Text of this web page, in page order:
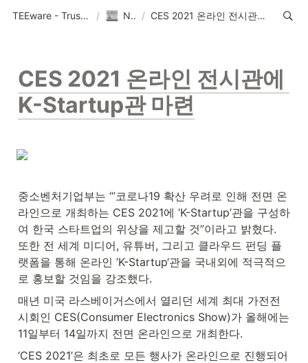
TEEware - Trustworthy Security Solution Provider / News / CES 2021 온라인 전시관에 K-Startup관 마련
CES 2021 온라인 전시관에
K-Startup관 마련
중소벤처기업부는 “’코로나19 확산 우려로 인해 전면 온
라인으로 개최하는 CES 2021에 ‘K-Startup’관을 구성하
여 한국 스타트업의 위상을 제고할 것”이라고 밝혔다.
또한 전 세계 미디어, 유튜버, 그리고 클라우드 펀딩 플
랫폼을 통해 온라인 ’K-Startup‘관을 국내외에 적극적으
로 홍보할 것임을 강조했다.
매년 미국 라스베이거스에서 열리던 세계 최대 가전전
시회인 CES(Consumer Electronics Show)가 올해에는
11일부터 14일까지 전면 온라인으로 개최한다.
‘CES 2021’은 최초로 모든 행사가 온라인으로 진행되어